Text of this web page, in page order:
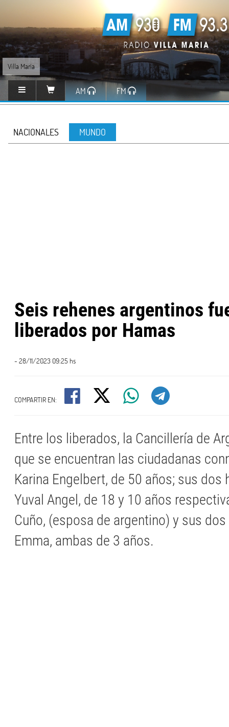
Villa María
AM FM
NACIONALES MUNDO
Seis rehenes argentinos
liberados por Hamas
- 28/11/2023 09:25 hs
COMPARTIR EN:
Entre los liberados, la Cancillería de
que se encuentran las ciudadanas
Karina Engelbert, de 50 años; sus dos
Yuval Angel, de 18 y 10 años
Cuño, (esposa de argentino) y sus
Emma, ambas de 3 años.